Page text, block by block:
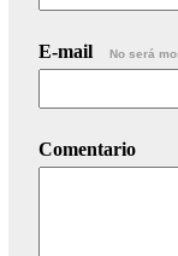
E-mail No será
Comentario